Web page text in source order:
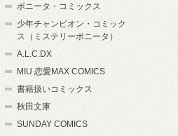
ボニータ・コミックス
少年チャンピオン・コミック
ス（ミステリーボニータ）
A.L.C.DX
MIU 恋愛MAX COMICS
書籍扱いコミックス
秋田文庫
SUNDAY COMICS